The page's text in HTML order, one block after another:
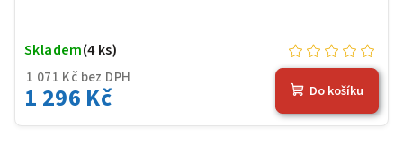
1 071 Kč bez DPH
1 296 Kč
Skladem(4 ks)
Do košíku